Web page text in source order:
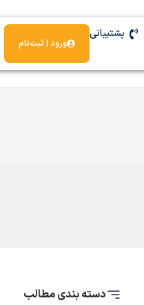
پشتیبانی
ورود | ثبت‌نام
دسته بندی مطالب